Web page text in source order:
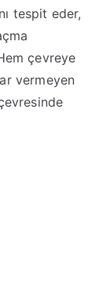
tespit eder,
çevreye
vermeyen